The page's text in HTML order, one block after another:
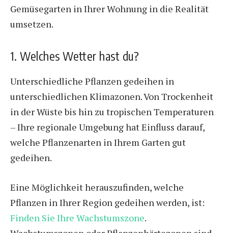
Gemüsegarten in Ihrer Wohnung in die Realität
umsetzen.
1. Welches Wetter hast du?
Unterschiedliche Pflanzen gedeihen in
unterschiedlichen Klimazonen. Von Trockenheit
in der Wüste bis hin zu tropischen Temperaturen
– Ihre regionale Umgebung hat Einfluss darauf,
welche Pflanzenarten in Ihrem Garten gut
gedeihen.
Eine Möglichkeit herauszufinden, welche
Pflanzen in Ihrer Region gedeihen werden, ist:
Finden Sie Ihre Wachstumszone.